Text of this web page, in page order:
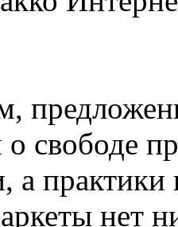
свободе
а
нет